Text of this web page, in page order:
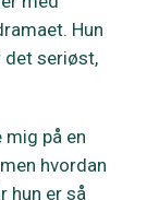
Hun
det seriøst,
på en
hvordan
hun er så